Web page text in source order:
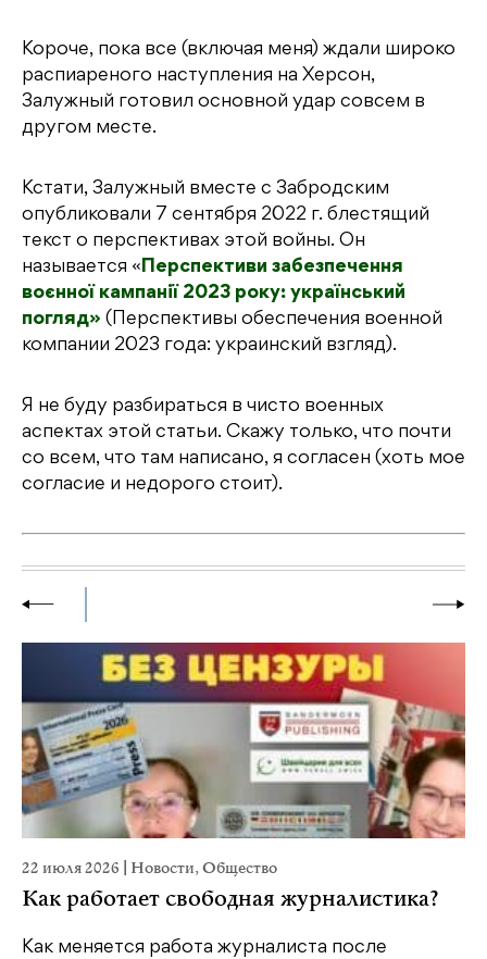
Короче, пока все (включая меня) ждали широко
распиареного наступления на Херсон,
Залужный готовил основной удар совсем в
другом месте.
Кстати, Залужный вместе с Забродским
опубликовали 7 сентября 2022 г. блестящий
текст о перспективах этой войны. Он
называется «Перспективи забезпечення
воєнної кампанії 2023 року: український
погляд» (Перспективы обеспечения военной
компании 2023 года: украинский взгляд).
Я не буду разбираться в чисто военных
аспектах этой статьи. Скажу только, что почти
со всем, что там написано, я согласен (хоть мое
согласие и недорого стоит).
22 июля 2026 Новости,Общество
Как работает свободная журналистика?
Как меняется работа журналиста после